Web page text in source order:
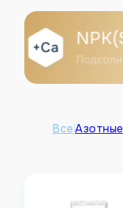
Все Азотные